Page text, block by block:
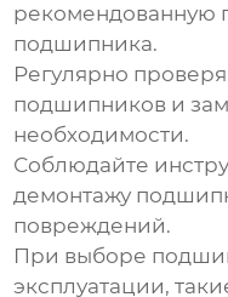
рекомендованную
подшипника.
Регулярно
подшипников и
необходимости.
Соблюдайте
демонтажу
повреждений.
При выборе
эксплуатации,